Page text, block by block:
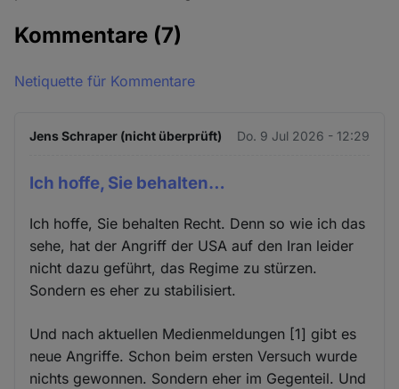
Kommentare (7)
Netiquette für Kommentare
Jens Schraper (nicht überprüft) Do. 9 Jul 2026 - 12:29
Ich hoffe, Sie behalten…
Ich hoffe, Sie behalten Recht. Denn so wie ich das
sehe, hat der Angriff der USA auf den Iran leider
nicht dazu geführt, das Regime zu stürzen.
Sondern es eher zu stabilisiert.
Und nach aktuellen Medienmeldungen [1] gibt es
neue Angriffe. Schon beim ersten Versuch wurde
nichts gewonnen. Sondern eher im Gegenteil. Und